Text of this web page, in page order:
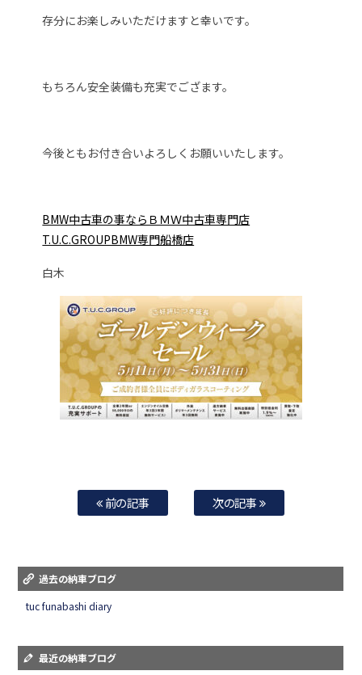
存分にお楽しみいただけますと幸いです。
もちろん安全装備も充実でござます。
今後ともお付き合いよろしくお願いいたします。
BMW中古車の事ならＢＭＷ中古車専門店
T.U.C.GROUPBMW専門船橋店
白木
前の記事 次の記事
過去の納車ブログ
tuc funabashi diary
最近の納車ブログ